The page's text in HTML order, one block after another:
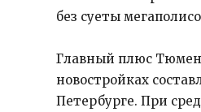
без суеты
Главный плюс
новостройках
Петербурге. При